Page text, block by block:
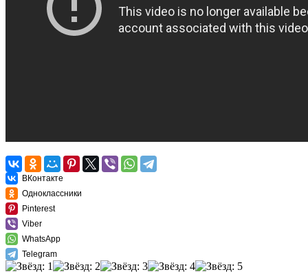
ВКонтакте
Одноклассники
Pinterest
Viber
WhatsApp
Telegram